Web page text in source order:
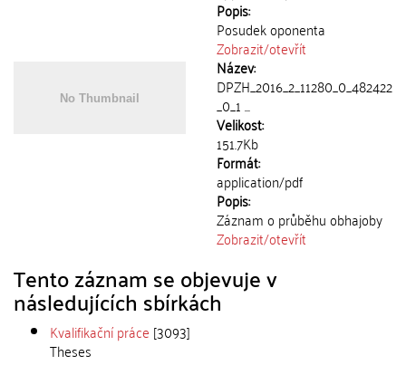
Popis:
Posudek oponenta
Zobrazit/otevřít
Název:
DPZH_2016_2_11280_0_482422
_0_1 ...
Velikost:
151.7Kb
Formát:
application/pdf
Popis:
Záznam o průběhu obhajoby
Zobrazit/otevřít
Tento záznam se objevuje v
následujících sbírkách
Kvalifikační práce [3093]
Theses